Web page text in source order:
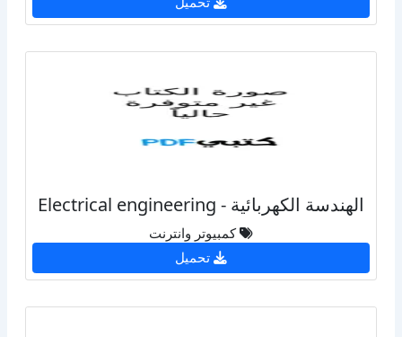
الهندسة الكهربائية - Electrical engineering
كمبيوتر وانترنت
تحميل